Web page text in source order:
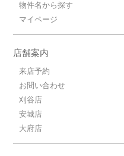
物件名から探す
マイページ
店舗案内
来店予約
お問い合わせ
刈谷店
安城店
大府店